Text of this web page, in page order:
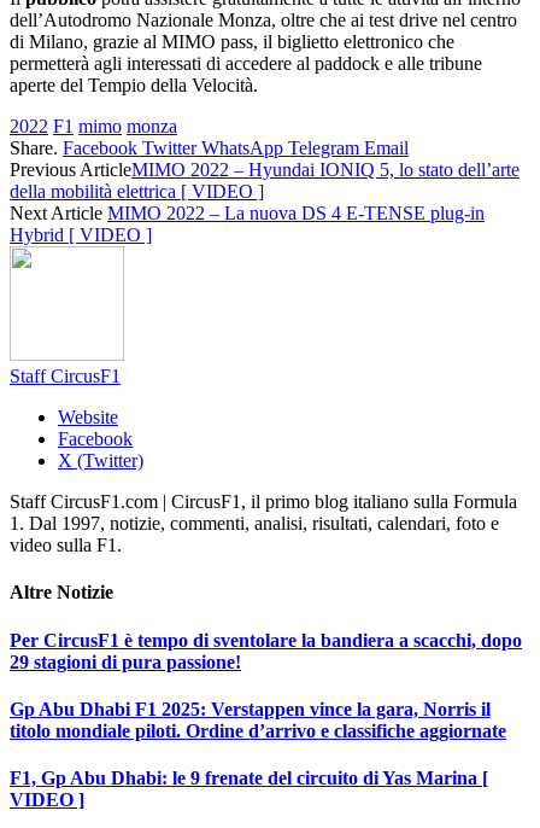
dell’Autodromo Nazionale Monza, oltre che ai test drive nel centro
di Milano, grazie al MIMO pass, il biglietto elettronico che
permetterà agli interessati di accedere al paddock e alle tribune
aperte del Tempio della Velocità.
2022 F1 mimo monza
Share. Facebook Twitter WhatsApp Telegram Email
Previous ArticleMIMO 2022 – Hyundai IONIQ 5, lo stato dell’arte
della mobilità elettrica [ VIDEO ]
Next Article MIMO 2022 – La nuova DS 4 E-TENSE plug-in
Hybrid [ VIDEO ]
Staff CircusF1
Website
Facebook
X (Twitter)
Staff CircusF1.com | CircusF1, il primo blog italiano sulla Formula
1. Dal 1997, notizie, commenti, analisi, risultati, calendari, foto e
video sulla F1.
Altre Notizie
Per CircusF1 è tempo di sventolare la bandiera a scacchi, dopo
29 stagioni di pura passione!
Gp Abu Dhabi F1 2025: Verstappen vince la gara, Norris il
titolo mondiale piloti. Ordine d’arrivo e classifiche aggiornate
F1, Gp Abu Dhabi: le 9 frenate del circuito di Yas Marina [
VIDEO ]